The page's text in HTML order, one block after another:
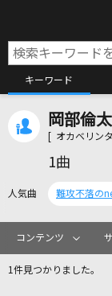
キーワード
岡部倫
[ オカベリン
1曲
人気曲 難攻不落の
コンテンツ
1件見つかりました。